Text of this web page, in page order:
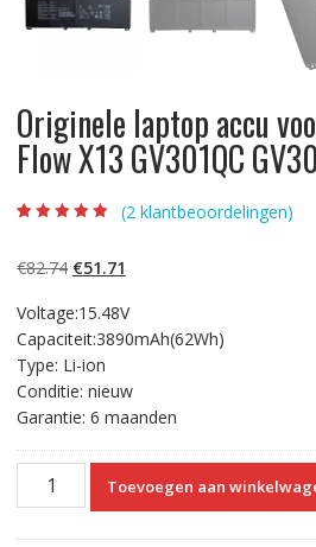
Originele laptop accu
Flow X13 GV301QC
gebaseerd op
klantbeoordelinge
(2 klantbeoordelingen)
€82.74 Oorspronkelijke
was:
€82.74.
€51.71
is:
€51.71.
Voltage:15.48V
Capaciteit:3890mAh(62Wh)
Type: Li-ion
Conditie: nieuw
Garantie: 6 maanden
Originele
Toevoegen aan